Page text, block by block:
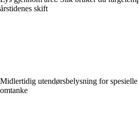
årstidenes skift
Midlertidig utendørsbelysning for
omtanke